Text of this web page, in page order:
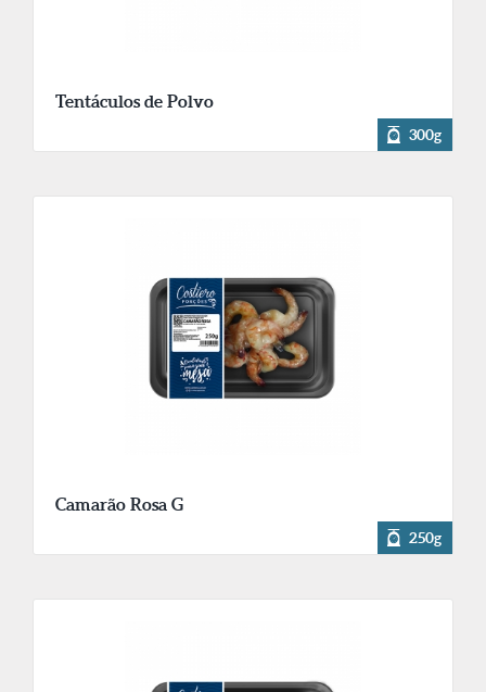
Tentáculos de Polvo
300g
Camarão Rosa G
250g